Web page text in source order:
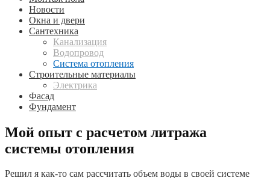
Новости
Окна и двери
Сантехника
Канализация
Водопровод
Система отопления
Строительные материалы
Электрика
Фасад
Фундамент
Мой опыт с расчетом литража
системы отопления
Решил я как-то сам рассчитать объем воды в своей системе